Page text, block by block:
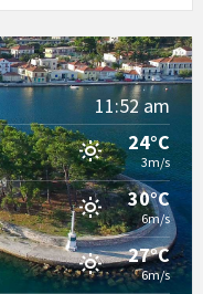
11:52 am
24°C
3m/s
30°C
6m/s
27°C
6m/s